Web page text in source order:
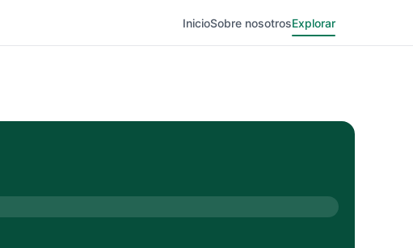
InicioSobre nosotrosExplorar